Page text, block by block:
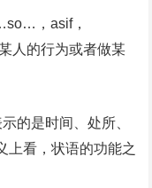
，asif，
人的行为或者做某
的是时间、处所、
上看，状语的功能之